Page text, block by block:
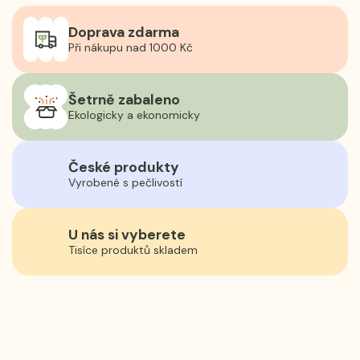
Doprava zdarma
Při nákupu nad 1000 Kč
Šetrně zabaleno
Ekologicky a ekonomicky
České produkty
Vyrobené s pečlivostí
U nás si vyberete
Tisíce produktů skladem